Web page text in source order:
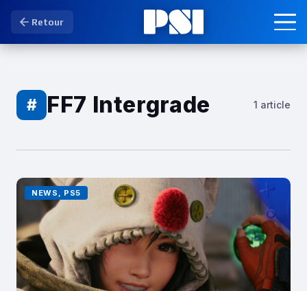
Retour
# FF7 Intergrade 1 article
NEWS, PS5